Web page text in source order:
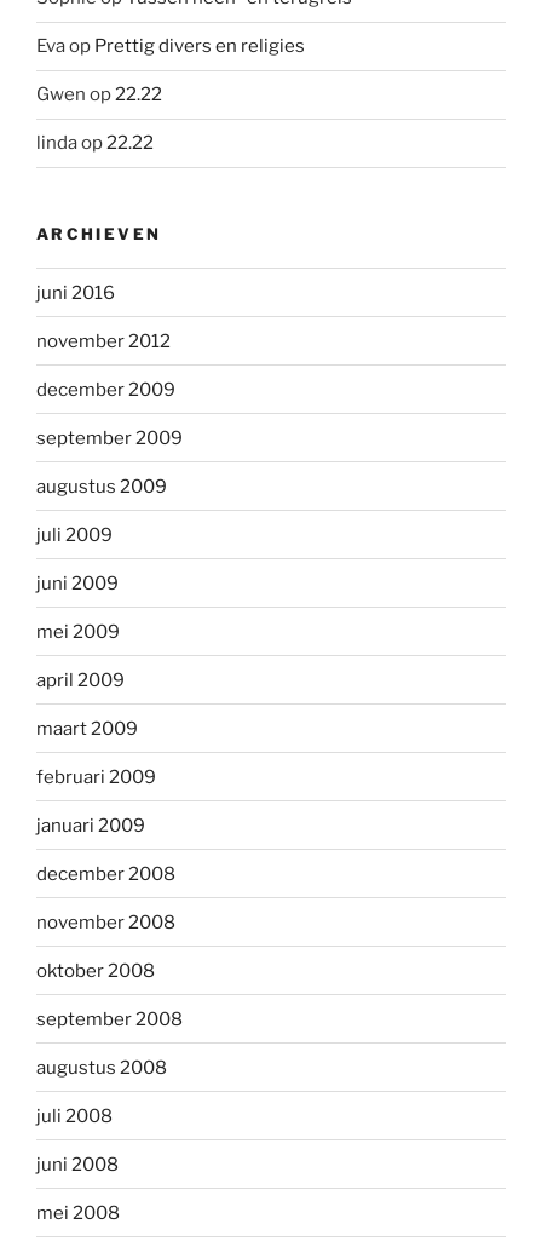
Evaop Prettig divers en religies
Gwen op22.22
lindaop22.22
ARCHIEVEN
juni 2016
november 2012
december 2009
september 2009
augustus 2009
juli 2009
juni 2009
mei 2009
april 2009
maart 2009
februari 2009
januari 2009
december 2008
november 2008
oktober 2008
september 2008
augustus 2008
juli 2008
juni 2008
mei 2008